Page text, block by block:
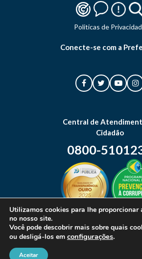
Politicas de
Conecte-se com a
Central de
Cidadão
0800-
Utilizamos cookies para lhe proporcionar
no nosso site.
Você pode descobrir mais sobre quais
ou desligá-los em configurações.
Aceitar